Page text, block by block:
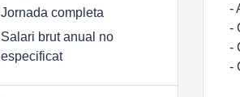
Jornada completa
Salari brut anual no
especificat
-
-
-
-